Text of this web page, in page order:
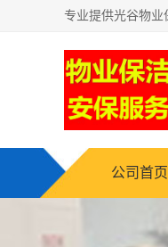
公司首页